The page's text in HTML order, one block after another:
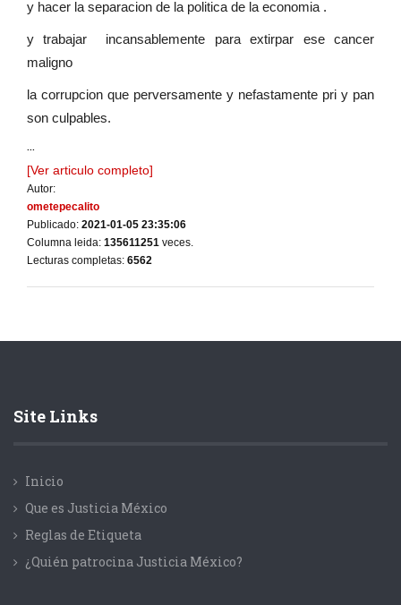
y hacer la separacion de la politica de la economia .
y trabajar incansablemente para extirpar ese cancer
maligno
la corrupcion que perversamente y nefastamente pri y pan
son culpables.
...
[Ver articulo completo]
Autor:
ometepecalito
Publicado: 2021-01-05 23:35:06
Columna leida: 135611251 veces.
Lecturas completas: 6562
Site Links
Inicio
Que es Justicia México
Reglas de Etiqueta
¿Quién patrocina Justicia México?